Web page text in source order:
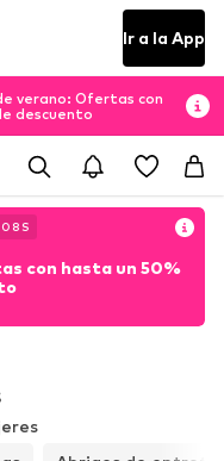
Ir a la App
verano: Ofertas con
descuento
06 S
con hasta un 50%